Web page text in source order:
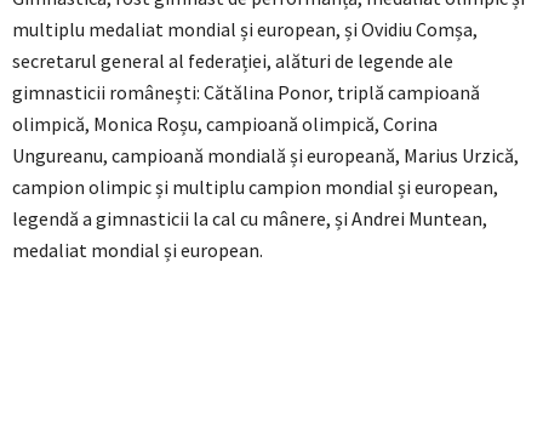
multiplu medaliat mondial și european, și Ovidiu Comșa,
secretarul general al federației, alături de legende ale
gimnasticii românești: Cătălina Ponor, triplă campioană
olimpică, Monica Roșu, campioană olimpică, Corina
Ungureanu, campioană mondială și europeană, Marius Urzică,
campion olimpic și multiplu campion mondial și european,
legendă a gimnasticii la cal cu mânere, și Andrei Muntean,
medaliat mondial și european.